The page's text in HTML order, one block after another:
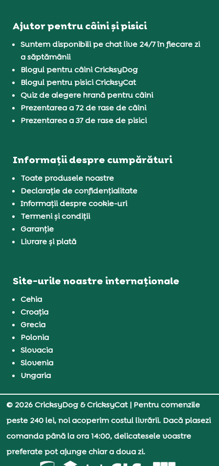
Ajutor pentru câini și pisici
Suntem disponibili pe chat live 24/7 în fiecare zi
a săptămânii
Blogul pentru câini CricksyDog
Blogul pentru pisici CricksyCat
Quiz de alegere hrană pentru câini
Prezentarea a 72 de rase de câini
Prezentarea a 37 de rase de pisici
Informații despre cumpărături
Toate produsele noastre
Declarație de confidențialitate
Informații despre cookie-uri
Termeni și condiții
Garanție
Livrare și plată
Site-urile noastre internaționale
Cehia
Croația
Grecia
Polonia
Slovacia
Slovenia
Ungaria
© 2026 CricksyDog & CricksyCat| Pentru comenzile
peste 240 lei, noi acoperim costul livrării. Dacă plasezi
comanda până la ora 14:00, delicatesele voastre
preferate pot ajunge chiar a doua zi.